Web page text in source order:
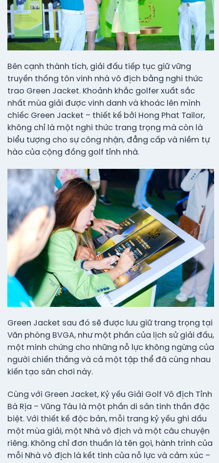
Bên cạnh thành tích, giải đấu tiếp tục giữ vững
truyền thống tôn vinh nhà vô địch bằng nghi thức
trao Green Jacket. Khoảnh khắc golfer xuất sắc
nhất mùa giải được vinh danh và khoác lên mình
chiếc Green Jacket – thiết kế bởi Hong Phat Tailor,
không chỉ là một nghi thức trang trọng mà còn là
biểu tượng cho sự công nhận, đẳng cấp và niềm tự
hào của cộng đồng golf tỉnh nhà.
Green Jacket sau đó sẽ được lưu giữ trang trọng tại
Văn phòng BVGA, như một phần của lịch sử giải đấu,
một minh chứng cho những nỗ lực không ngừng của
người chiến thắng và cả một tập thể đã cùng nhau
kiến tạo sân chơi này.
Cùng với Green Jacket, Kỷ yếu Giải Golf Vô địch Tỉnh
Bà Rịa – Vũng Tàu là một phần di sản tinh thần đặc
biệt. Với thiết kế độc bản, mỗi trang kỷ yếu ghi dấu
một mùa giải, một Nhà vô địch và một câu chuyện
riêng. Không chỉ đơn thuần là tên gọi, hành trình của
mỗi Nhà vô địch là kết tinh của nỗ lực và cảm xúc –